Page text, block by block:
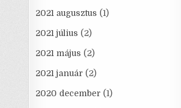
2021 augusztus (1)
2021 július (2)
2021 május (2)
2021 január (2)
2020 december (1)